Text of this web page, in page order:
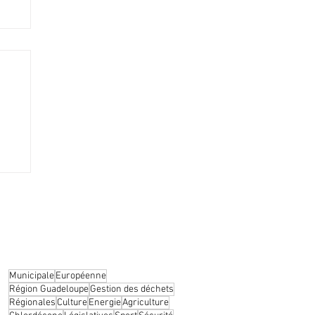
MunicipaleEuropéenne
Région GuadeloupeGestion des déchets
Régionales CultureEnergieAgriculture